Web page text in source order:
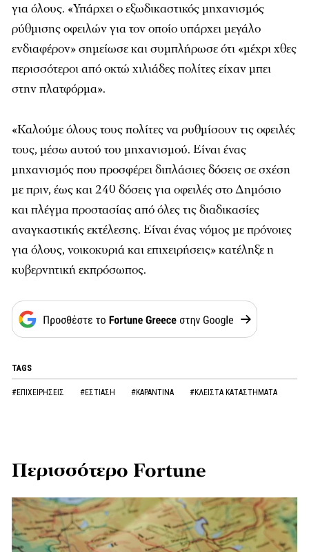
για όλους. «Υπάρχει ο εξωδικαστικός μηχανισμός
ρύθμισης οφειλών για τον οποίο υπάρχει μεγάλο
ενδιαφέρον» σημείωσε και συμπλήρωσε ότι «μέχρι χθες
περισσότεροι από οκτώ χιλιάδες πολίτες είχαν μπει
στην πλατφόρμα».
«Καλούμε όλους τους πολίτες να ρυθμίσουν τις οφειλές
τους, μέσω αυτού του μηχανισμού. Είναι ένας
μηχανισμός που προσφέρει διπλάσιες δόσεις σε σχέση
με πριν, έως και 240 δόσεις για οφειλές στο Δημόσιο
και πλέγμα προστασίας από όλες τις διαδικασίες
αναγκαστικής εκτέλεσης. Είναι ένας νόμος με πρόνοιες
για όλους, νοικοκυριά και επιχειρήσεις» κατέληξε η
κυβερνητική εκπρόσωπος.
TAGS
#ΕΠΙΧΕΙΡΗΣΕΙΣ #ΕΣΤΙΑΣΗ #ΚΑΡΑΝΤΙΝΑ #ΚΛΕΙΣΤΑ ΚΑΤΑΣΤΗΜΑΤΑ
Περισσότερο Fortune